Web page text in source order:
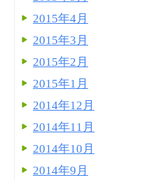
2015年4月
2015年3月
2015年2月
2015年1月
2014年12月
2014年11月
2014年10月
2014年9月